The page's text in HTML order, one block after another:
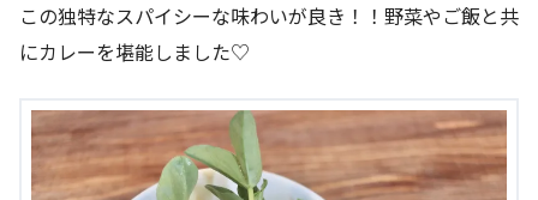
この独特なスパイシーな味わいが良き！！野菜やご飯と共
にカレーを堪能しました♡